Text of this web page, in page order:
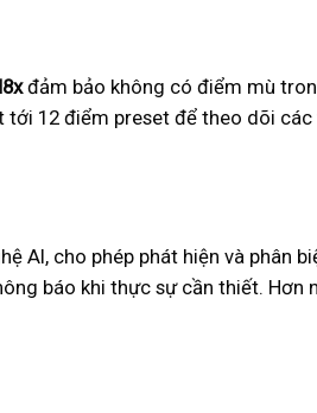
đảm bảo không có điểm mù
12 điểm preset để theo dõi
AI, cho phép phát hiện và phân
báo khi thực sự cần thiết.